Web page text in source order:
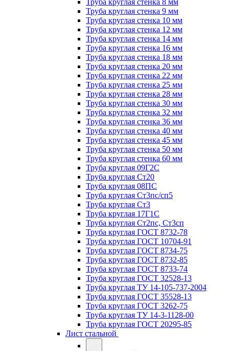
Труба круглая стенка 8 мм
Труба круглая стенка 9 мм
Труба круглая стенка 10 мм
Труба круглая стенка 12 мм
Труба круглая стенка 14 мм
Труба круглая стенка 16 мм
Труба круглая стенка 18 мм
Труба круглая стенка 20 мм
Труба круглая стенка 22 мм
Труба круглая стенка 25 мм
Труба круглая стенка 28 мм
Труба круглая стенка 30 мм
Труба круглая стенка 32 мм
Труба круглая стенка 36 мм
Труба круглая стенка 40 мм
Труба круглая стенка 45 мм
Труба круглая стенка 50 мм
Труба круглая стенка 60 мм
Труба круглая 09Г2С
Труба круглая Ст20
Труба круглая 08ПС
Труба круглая Ст3пс/сп5
Труба круглая Ст3
Труба круглая 17Г1С
Труба круглая Ст2пс, Ст3сп
Труба круглая ГОСТ 8732-78
Труба круглая ГОСТ 10704-91
Труба круглая ГОСТ 8734-75
Труба круглая ГОСТ 8732-85
Труба круглая ГОСТ 8733-74
Труба круглая ГОСТ 32528-13
Труба круглая ТУ 14-105-737-2004
Труба круглая ГОСТ 35528-13
Труба круглая ГОСТ 3262-75
Труба круглая ТУ 14-3-1128-00
Труба круглая ГОСТ 20295-85
Лист стальной